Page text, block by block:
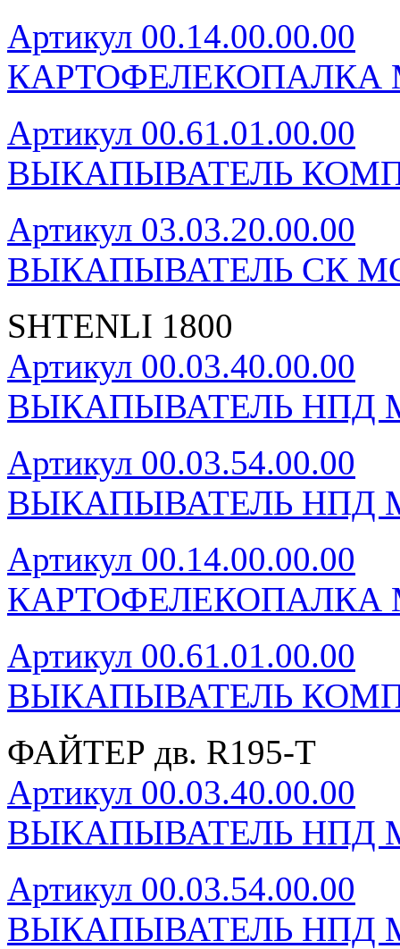
Артикул 00.14.00.00.00
КАРТОФЕЛЕКОПАЛКА
Артикул 00.61.01.00.00
ВЫКАПЫВАТЕЛЬ
Артикул 03.03.20.00.00
ВЫКАПЫВАТЕЛЬ СК
SHTENLI 1800
Артикул 00.03.40.00.00
ВЫКАПЫВАТЕЛЬ НПД
Артикул 00.03.54.00.00
ВЫКАПЫВАТЕЛЬ НПД
Артикул 00.14.00.00.00
КАРТОФЕЛЕКОПАЛКА
Артикул 00.61.01.00.00
ВЫКАПЫВАТЕЛЬ
ФАЙТЕР дв. R195-T
Артикул 00.03.40.00.00
ВЫКАПЫВАТЕЛЬ НПД
Артикул 00.03.54.00.00
ВЫКАПЫВАТЕЛЬ НПД